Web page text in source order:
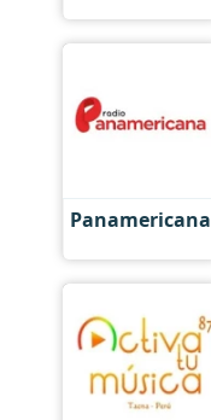
Panamericana